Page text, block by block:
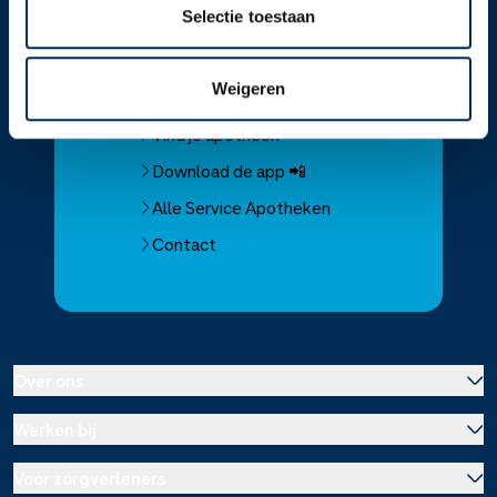
Selectie toestaan
Weigeren
ServiceApotheek
Service Apotheek home
Vind je apotheek
Download de app 📲
Alle Service Apotheken
Contact